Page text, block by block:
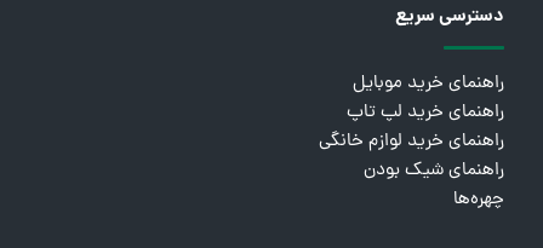
دسترسی سریع
راهنمای خرید موبایل
راهنمای خرید لپ تاپ
راهنمای خرید لوازم خانگی
راهنمای شیک بودن
چهره‌ها